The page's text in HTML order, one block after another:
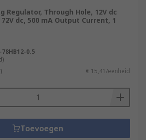
Regulator, Through Hole, 12V dc
dc, 500 mA Output Current, 1
78HB12-0.5
€ 15,41/eenheid
Toevoegen